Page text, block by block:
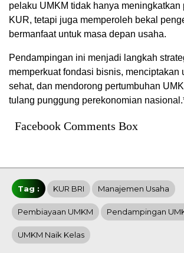
pelaku UMKM tidak hanya
KUR, tetapi juga memperoleh bekal
bermanfaat untuk masa depan usaha.
Pendampingan ini menjadi langkah
memperkuat fondasi bisnis, menciptakan
sehat, dan mendorong pertumbuhan
tulang punggung perekonomian
Facebook Comments Box
Tag : KUR BRI Manajemen Usaha
Pembiayaan UMKM Pendampingan
UMKM Naik Kelas